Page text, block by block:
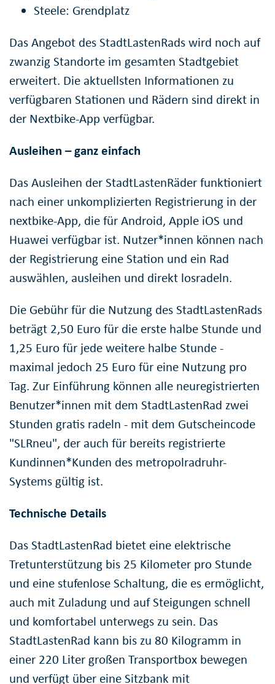
Steele: Grendplatz
Das Angebot des StadtLastenRads wird noch auf
zwanzig Standorte im gesamten Stadtgebiet
erweitert. Die aktuellsten Informationen zu
verfügbaren Stationen und Rädern sind direkt in
der Nextbike-App verfügbar.
Ausleihen – ganz einfach
Das Ausleihen der StadtLastenRäder funktioniert
nach einer unkomplizierten Registrierung in der
nextbike-App, die für Android, Apple iOS und
Huawei verfügbar ist. Nutzer*innen können nach
der Registrierung eine Station und ein Rad
auswählen, ausleihen und direkt losradeln.
Die Gebühr für die Nutzung des StadtLastenRads
beträgt 2,50 Euro für die erste halbe Stunde und
1,25 Euro für jede weitere halbe Stunde -
maximal jedoch 25 Euro für eine Nutzung pro
Tag. Zur Einführung können alle neuregistrierten
Benutzer*innen mit dem StadtLastenRad zwei
Stunden gratis radeln - mit dem Gutscheincode
"SLRneu", der auch für bereits registrierte
Kundinnen*Kunden des metropolradruhr-
Systems gültig ist.
Technische Details
Das StadtLastenRad bietet eine elektrische
Tretunterstützung bis 25 Kilometer pro Stunde
und eine stufenlose Schaltung, die es ermöglicht,
auch mit Zuladung und auf Steigungen schnell
und komfortabel unterwegs zu sein. Das
StadtLastenRad kann bis zu 80 Kilogramm in
einer 220 Liter großen Transportbox bewegen
und verfügt über eine Sitzbank mit